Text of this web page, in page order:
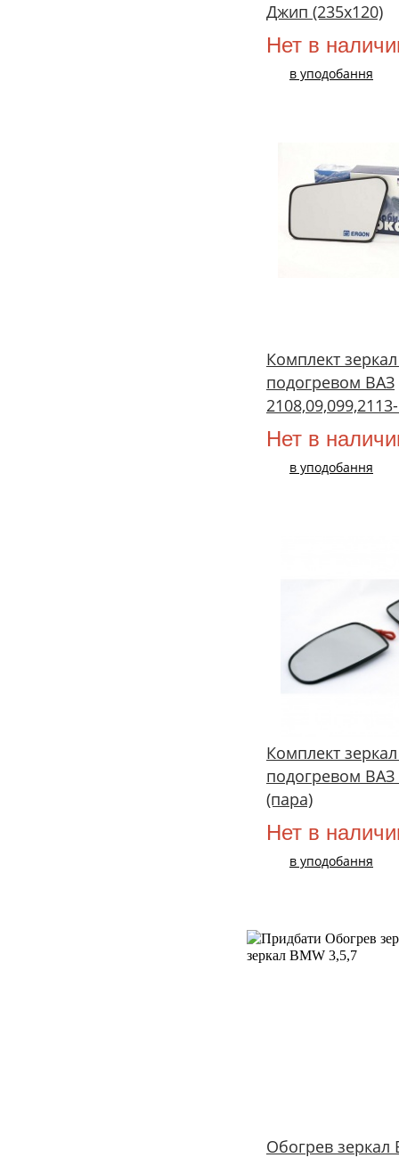
Джип (235х120)
Нет в
в уподобання
Комплект
подогревом ВАЗ
Нет в
в уподобання
Комплект
подогревом ВАЗ
(пара)
Нет в
в уподобання
Обогрев зеркал